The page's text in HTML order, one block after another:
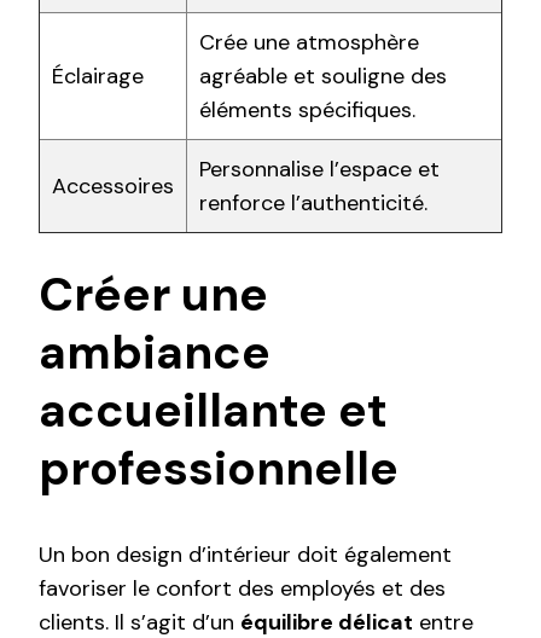
Éclairage
Crée une atmosphère
agréable et souligne des
éléments spécifiques.
Accessoires
Personnalise l’espace et
renforce l’authenticité.
Créer une
ambiance
accueillante et
professionnelle
Un bon design d’intérieur doit également
favoriser le confort des employés et des
clients. Il s’agit d’un équilibre délicat entre